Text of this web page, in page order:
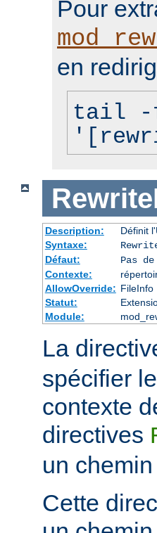
Pour
en
tail -f
Description:
Définit
Syntaxe:
Défaut:
Pas
Contexte:
AllowOverride: FileInfo
Statut:
Module:
La
spécifier
contexte
directives
un
Cette